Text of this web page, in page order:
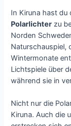
In Kiruna hast du
Polarlichter zu
Norden
Naturschauspiel,
Wintermonate
Lichtspiele über
während sie in
Nicht nur die
Kiruna. Auch die